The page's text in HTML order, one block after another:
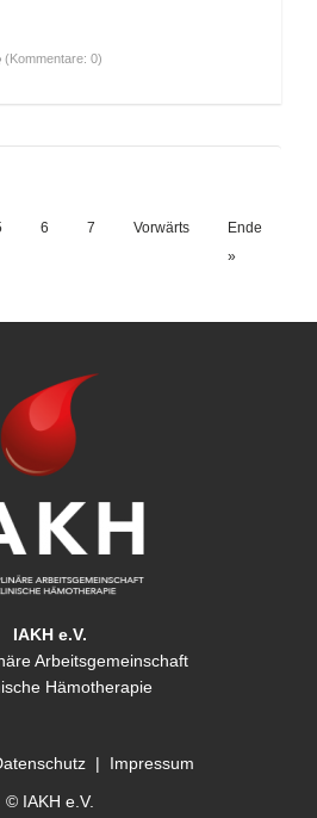
(Kommentare: 0)
6 7 Vorwärts
Ende
»
IAKH e.V.
Arbeitsgemeinschaft
Hämotherapie
| Impressum
© IAKH e.V.